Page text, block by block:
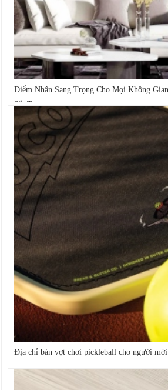
Điểm Nhấn Sang Trọng Cho Mọi Không
Sắt Treo...
Địa chỉ bán vợt chơi pickleball cho người mới